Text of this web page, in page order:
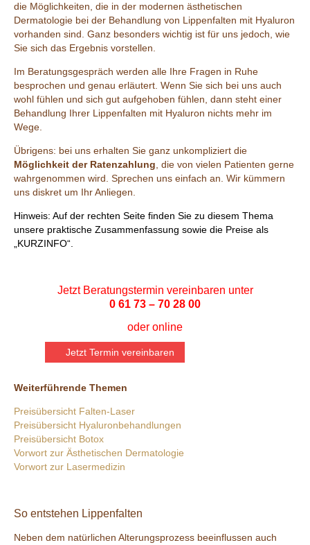
die Möglichkeiten, die in der modernen ästhetischen
Dermatologie bei der Behandlung von Lippenfalten mit Hyaluron
vorhanden sind. Ganz besonders wichtig ist für uns jedoch, wie
Sie sich das Ergebnis vorstellen.
Im Beratungsgespräch werden alle Ihre Fragen in Ruhe
besprochen und genau erläutert. Wenn Sie sich bei uns auch
wohl fühlen und sich gut aufgehoben fühlen, dann steht einer
Behandlung Ihrer Lippenfalten mit Hyaluron nichts mehr im
Wege.
Übrigens: bei uns erhalten Sie ganz unkompliziert die
Möglichkeit der Ratenzahlung , die von vielen Patienten gerne
wahrgenommen wird. Sprechen uns einfach an. Wir kümmern
uns diskret um Ihr Anliegen.
Hinweis: Auf der rechten Seite finden Sie zu diesem Thema
unsere praktische Zusammenfassung sowie die Preise als
„KURZINFO“.
Jetzt Beratungstermin vereinbaren unter
0 61 73 – 70 28 00
oder online
Jetzt Termin vereinbaren
Weiterführende Themen
Preisübersicht Falten-Laser
Preisübersicht Hyaluronbehandlungen
Preisübersicht Botox
Vorwort zur Ästhetischen Dermatologie
Vorwort zur Lasermedizin
So entstehen Lippenfalten
Neben dem natürlichen Alterungsprozess beeinflussen auch